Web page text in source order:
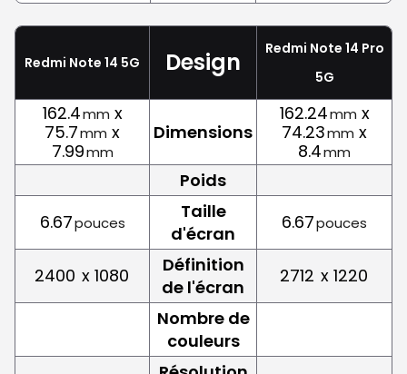
Redmi Note 14 5G Design
Redmi Note 14 Pro
5G
162.4mm x
75.7mm x
7.99mm
Dimensions
162.24mm x
74.23mm x
8.4mm
Poids
6.67pouces
Taille
d'écran
6.67pouces
2400 x 1080
Définition
de l'écran
2712 x 1220
Nombre de
couleurs